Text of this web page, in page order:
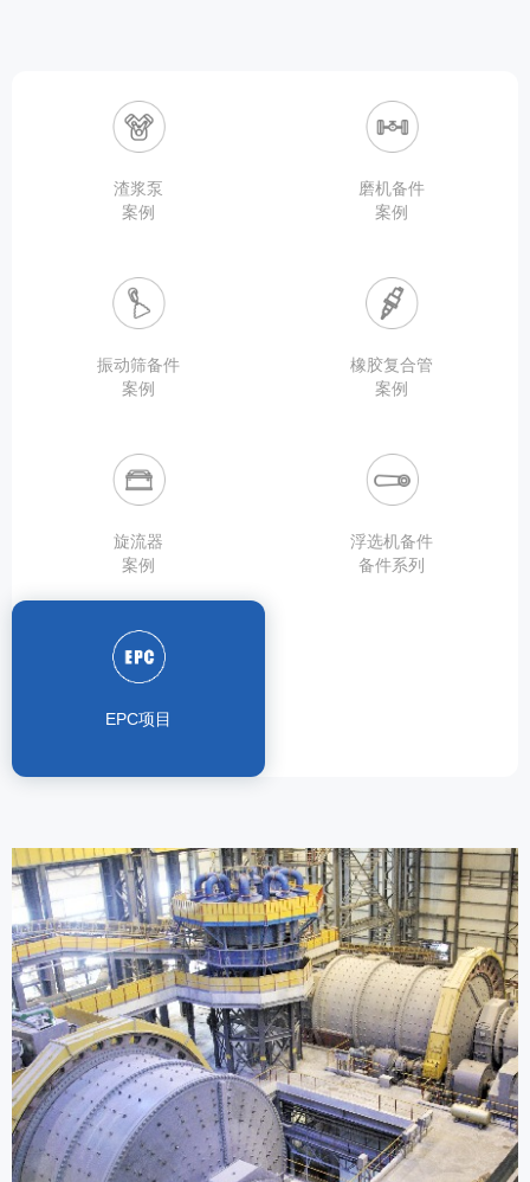
渣浆泵
案例
磨机备件
案例
振动筛备件
案例
橡胶复合管
案例
旋流器
案例
浮选机备件
备件系列
EPC项目